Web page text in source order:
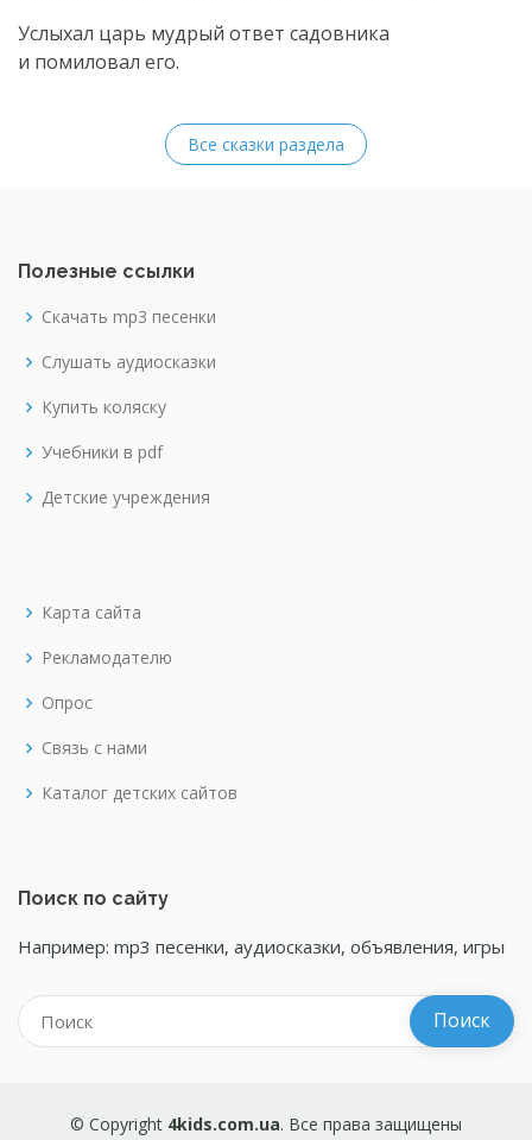
Услыхал царь мудрый ответ садовника
и помиловал его.
Все сказки раздела
Полезные ссылки
Скачать mp3 песенки
Слушать аудиосказки
Купить коляску
Учебники в pdf
Детские учреждения
Карта сайта
Рекламодателю
Опрос
Связь с нами
Каталог детских сайтов
Поиск по сайту
Например: mp3 песенки, аудиосказки, объявления, игры
© Copyright 4kids.com.ua. Все права защищены